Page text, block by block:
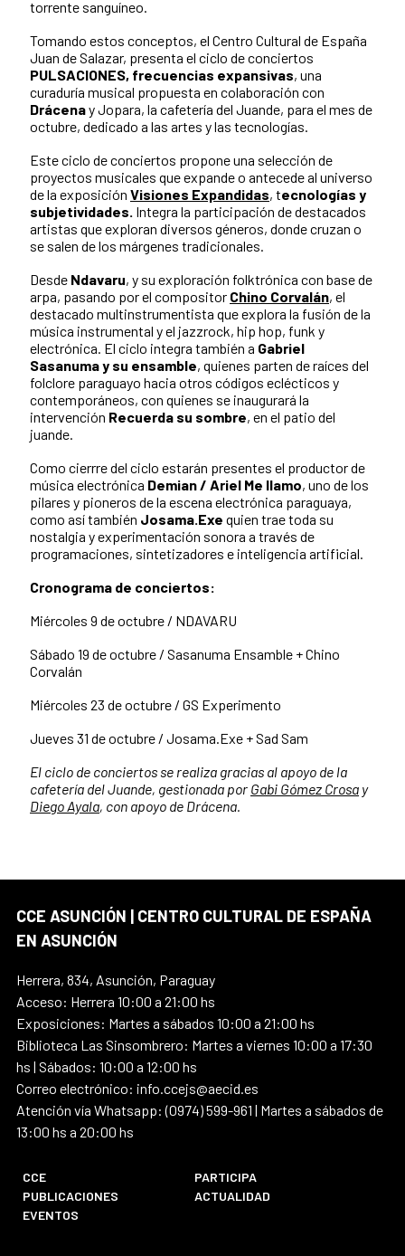
torrente sanguíneo.
Tomando estos conceptos, el Centro Cultural de España
Juan de Salazar, presenta el ciclo de conciertos
PULSACIONES, frecuencias expansivas, una
curaduría musical propuesta en colaboración con
Drácenay Jopara, la cafetería del Juande, para el mes de
octubre, dedicado a las artes y las tecnologías.
Este ciclo de conciertos propone una selección de
proyectos musicales que expande o antecede al universo
de la exposición Visiones Expandidas, tecnologías y
subjetividades. Integra la participación de destacados
artistas que exploran diversos géneros, donde cruzan o
se salen de los márgenes tradicionales.
Desde Ndavaru, y su exploración folktrónica con base de
arpa, pasando por el compositor Chino Corvalán, el
destacado multinstrumentista que explora la fusión de la
música instrumental y el jazzrock, hip hop, funk y
electrónica. El ciclo integra también a Gabriel
Sasanuma y su ensamble, quienes parten de raíces del
folclore paraguayo hacia otros códigos eclécticos y
contemporáneos, con quienes se inaugurará la
intervención Recuerda su sombre, en el patio del
juande.
Como cierrre del ciclo estarán presentes el productor de
música electrónica Demian / Ariel Me llamo, uno de los
pilares y pioneros de la escena electrónica paraguaya,
como así también Josama.Exe quien trae toda su
nostalgia y experimentación sonora a través de
programaciones, sintetizadores e inteligencia artificial.
Cronograma de conciertos:
Miércoles 9 de octubre / NDAVARU
Sábado 19 de octubre / Sasanuma Ensamble + Chino
Corvalán
Miércoles 23 de octubre / GS Experimento
Jueves 31 de octubre / Josama.Exe + Sad Sam
El ciclo de conciertos se realiza gracias al apoyo de la
cafetería del Juande, gestionada por Gabi Gómez Crosa y
Diego Ayala, con apoyo de Drácena.
CCE ASUNCIÓN | CENTRO CULTURAL DE ESPAÑA
EN ASUNCIÓN
Herrera, 834, Asunción, Paraguay
Acceso: Herrera 10:00 a 21:00 hs
Exposiciones: Martes a sábados 10:00 a 21:00 hs
Biblioteca Las Sinsombrero: Martes a viernes 10:00 a 17:30
hs | Sábados: 10:00 a 12:00 hs
Correo electrónico: info.ccejs@aecid.es
Atención vía Whatsapp: (0974) 599-961 | Martes a sábados de
13:00 hs a 20:00 hs
CCE
PARTICIPA
PUBLICACIONES
ACTUALIDAD
EVENTOS